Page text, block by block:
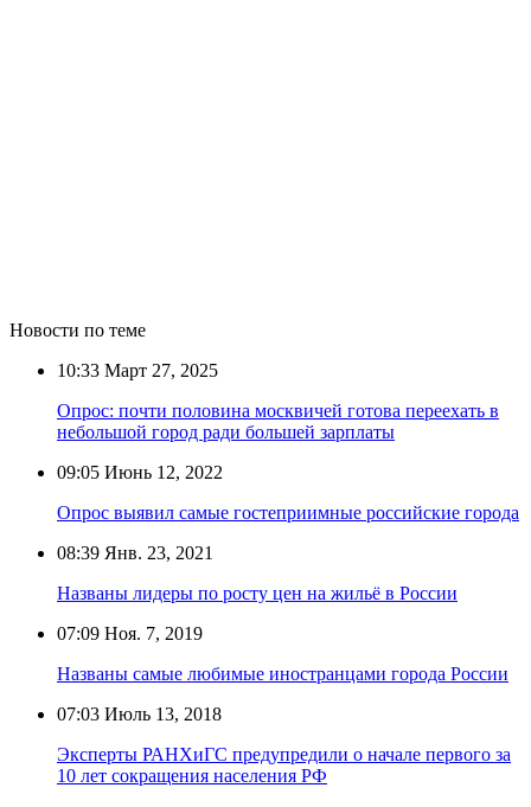
Новости по теме
10:33 Март 27, 2025
Опрос: почти половина москвичей готова переехать в
небольшой город ради большей зарплаты
09:05 Июнь 12, 2022
Опрос выявил самые гостеприимные российские города
08:39 Янв. 23, 2021
Названы лидеры по росту цен на жильё в России
07:09 Ноя. 7, 2019
Названы самые любимые иностранцами города России
07:03 Июль 13, 2018
Эксперты РАНХиГС предупредили о начале первого за
10 лет сокращения населения РФ